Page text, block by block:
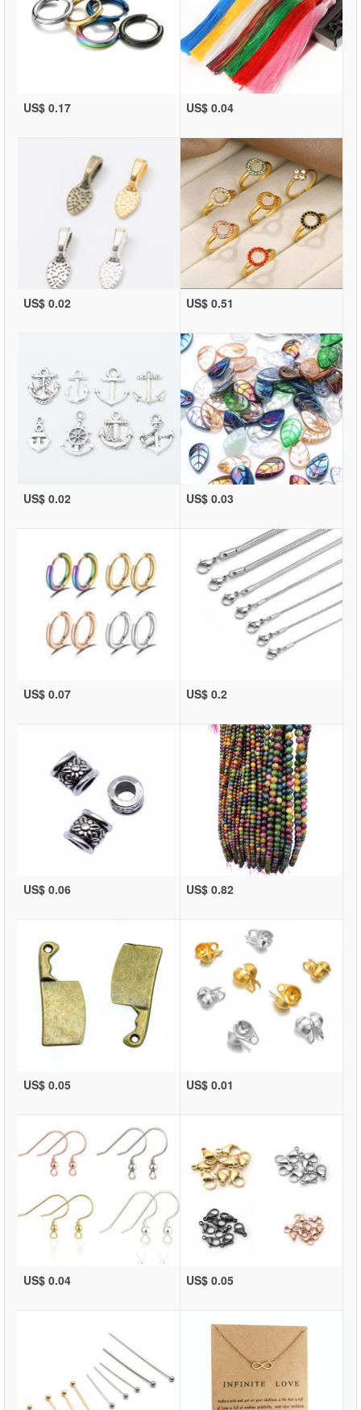
US$ 0.17 US$ 0.04
US$ 0.02 US$ 0.51
US$ 0.02 US$ 0.03
US$ 0.07 US$ 0.2
US$ 0.06 US$ 0.82
US$ 0.05 US$ 0.01
US$ 0.04 US$ 0.05